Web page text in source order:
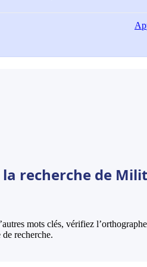
recherche de
mots clés, vérifiez
recherche.